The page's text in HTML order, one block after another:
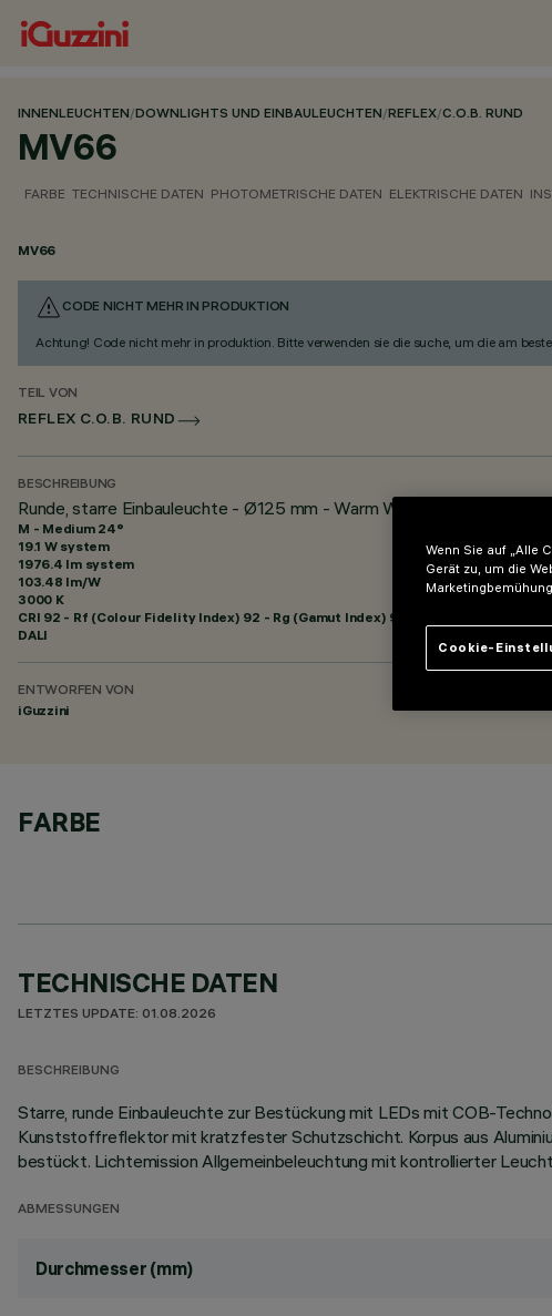
INNENLEUCHTEN/DOWNLIGHTS UND EINBAULEUCHTEN/REFLEX/C.O.B. RUND
MV66
FARBE TECHNISCHE DATEN PHOTOMETRISCHE DATEN ELEKTRISCHE DATEN
MV66
CODE NICHT MEHR IN PRODUKTION
Achtung! Code nicht mehr in produktion. Bitte verwenden sie die suche, um die am
TEIL VON
REFLEX C.O.B. RUND
BESCHREIBUNG
Runde, starre Einbauleuchte - Ø125 mm - Warm White - Flood-Optik -
M - Medium 24°
19.1 W system
1976.4 lm system
103.48 lm/W
3000 K
CRI 92 - Rf (Colour Fidelity Index) 92 - Rg (Gamut Index) 99
DALI
ENTWORFEN VON
iGuzzini
FARBE
TECHNISCHE DATEN
LETZTES UPDATE: 01.08.2026
BESCHREIBUNG
Starre, runde Einbauleuchte zur Bestückung mit LEDs mit COB-
Kunststoffreflektor mit kratzfester Schutzschicht. Korpus aus
bestückt. Lichtemission Allgemeinbeleuchtung mit kontrollierter
ABMESSUNGEN
Durchmesser (mm)
Wenn Sie auf „Alle
Gerät zu, um die
Cookie-